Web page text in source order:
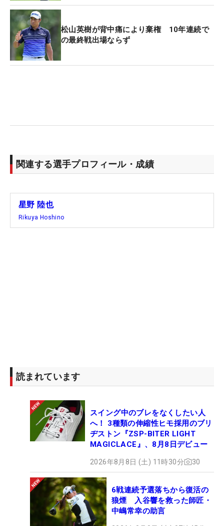
ッチングウェッジを握る140ヤードのパー3で、この
日は7番アイアンを選択したほどだ。「低い球を打
っても、アゲンストでは40ヤードは戻されました
（笑）。高く打ち上げたら70ヤードは戻されると思
いますよ」とそのすさまじさを“証言”する。このコ
ったが、それに匹敵するほどだったという。この時
は初日「75」の出遅れが響き予選落ちと悔しい思い
順位でも、首位とは9打差あるがトータル2アンダ
ー・9位と上昇気流に乗った。
記録”を、逆転への弾みにしたい。（文・間宮輝憲）
松山英樹が背中痛により棄権 10年連続で
の最終戦出場ならず
関連する選手プロフィール・成績
星野 陸也
Rikuya Hoshino
読まれています
スイング中のブレをなくしたい人
へ！ 3種類の伸縮性ヒモ採用のブリ
ヂストン『ZSP-BITER LIGHT
MAGICLACE』、8月8日デビュー
2026年8月8日 (土) 11時30分 30
6戦連続予選落ちから復活の
狼煙 入谷響を救った師匠・
中嶋常幸の助言